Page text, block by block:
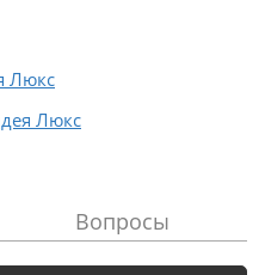
Люкс
Люкс
Вопросы